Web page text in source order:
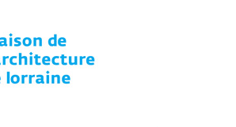
de
la culture architecturale moderne et
Lorraine